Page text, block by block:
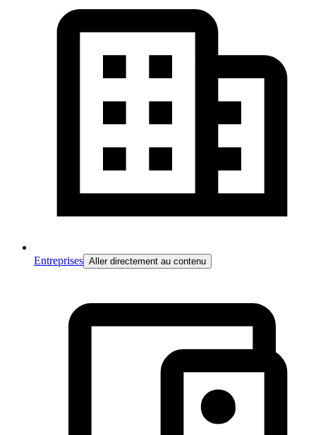
Entreprises Aller directement au contenu